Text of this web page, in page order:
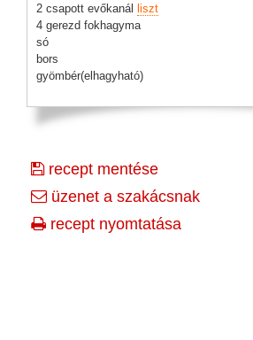
2 csapott evőkanál liszt
4 gerezd fokhagyma
só
bors
gyömbér(elhagyható)
recept mentése
üzenet a szakácsnak
recept nyomtatása